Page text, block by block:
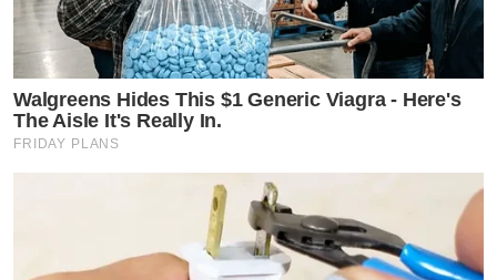
Walgreens Hides This $1 Generic Viagra - Here's
The Aisle It's Really In.
FRIDAY PLANS